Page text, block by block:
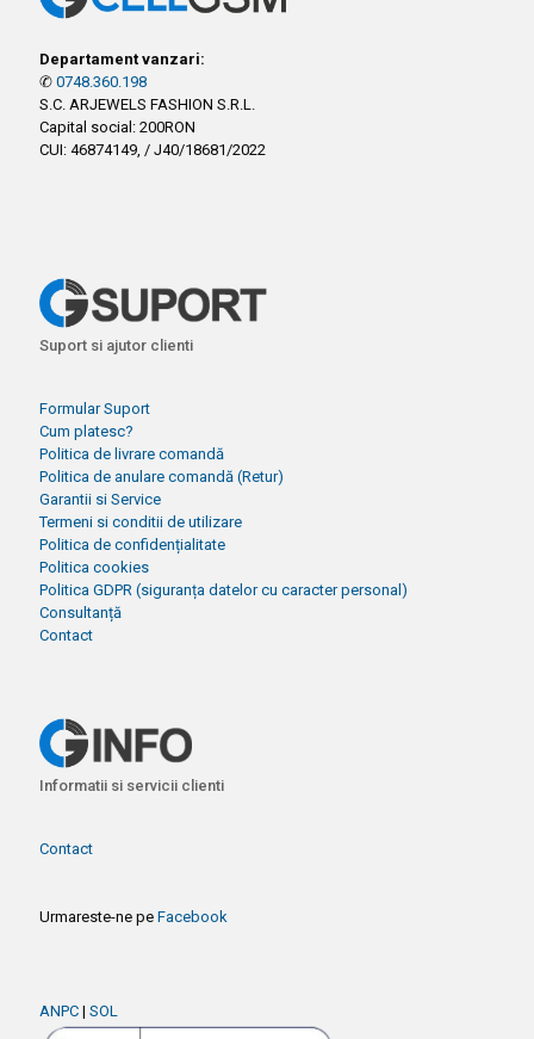
Departament vanzari:
✆ 0748.360.198
S.C. ARJEWELS FASHION S.R.L.
Capital social: 200RON
CUI: 46874149, / J40/18681/2022
Suport si ajutor clienti
Formular Suport
Cum platesc?
Politica de livrare comandă
Politica de anulare comandă (Retur)
Garantii si Service
Termeni si conditii de utilizare
Politica de confidențialitate
Politica cookies
Politica GDPR (siguranța datelor cu caracter personal)
Consultanță
Contact
Informatii si servicii clienti
Contact
Urmareste-ne pe Facebook
ANPC | SOL